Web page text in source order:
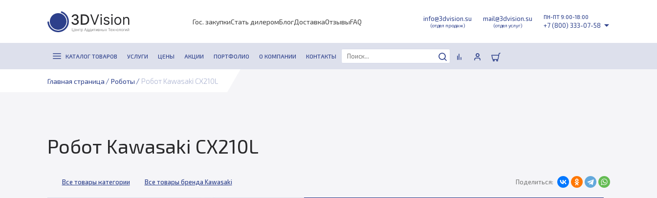
Гос. закупкиСтать дилеромБлогДоставкаОтзывыFAQ info@3dvision.su
(отдел продаж)
mail@3dvision.su
(отдел услуг)
ПН-ПТ 9:00-18:00
+7 (800) 333-07-58
КАТАЛОГ ТОВАРОВ УСЛУГИ ЦЕНЫ АКЦИИ ПОРТФОЛИО О КОМПАНИИ КОНТАКТЫ
Главная страница / Роботы / Робот Kawasaki CX210L
Робот Kawasaki CX210L
Все товары категории Все товары бренда Kawasaki Поделиться: